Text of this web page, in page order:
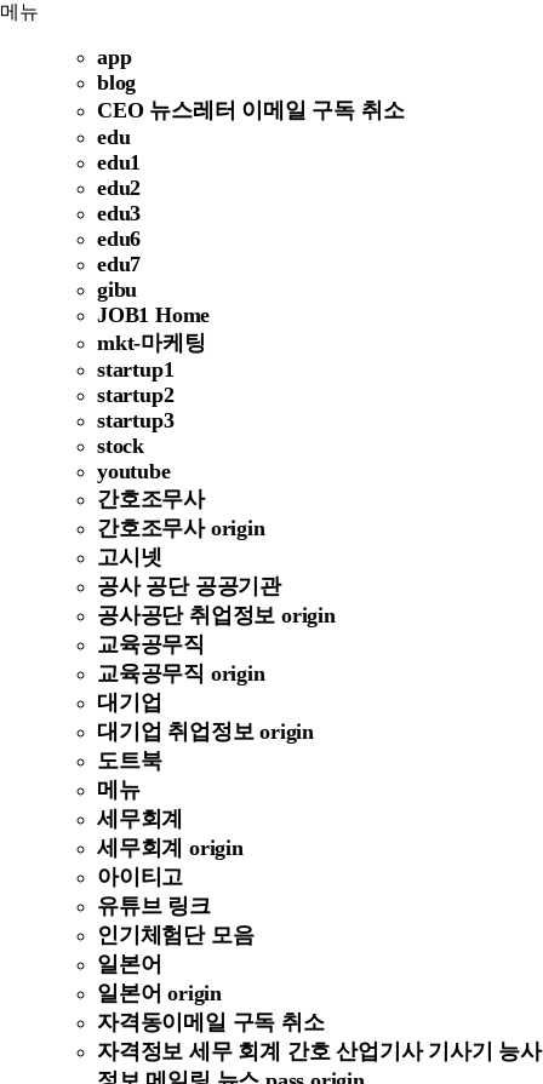
메뉴
app
blog
CEO 뉴스레터 이메일 구독 취소
edu
edu1
edu2
edu3
edu6
edu7
gibu
JOB1 Home
mkt-마케팅
startup1
startup2
startup3
stock
youtube
간호조무사
간호조무사 origin
고시넷
공사 공단 공공기관
공사공단 취업정보 origin
교육공무직
교육공무직 origin
대기업
대기업 취업정보 origin
도트북
메뉴
세무회계
세무회계 origin
아이티고
유튜브 링크
인기체험단 모음
일본어
일본어 origin
자격동이메일 구독 취소
자격정보 세무 회계 간호 산업기사 기사기 능사